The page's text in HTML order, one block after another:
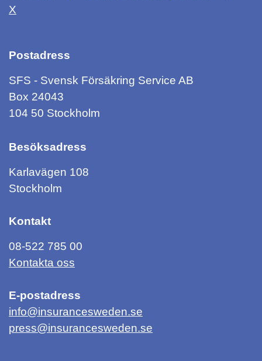
X
Postadress
SFS - Svensk Försäkring Service AB
Box 24043
104 50 Stockholm
Besöksadress
Karlavägen 108
Stockholm
Kontakt
08-522 785 00
Kontakta oss
E-postadress
info@insurancesweden.se
press@insurancesweden.se